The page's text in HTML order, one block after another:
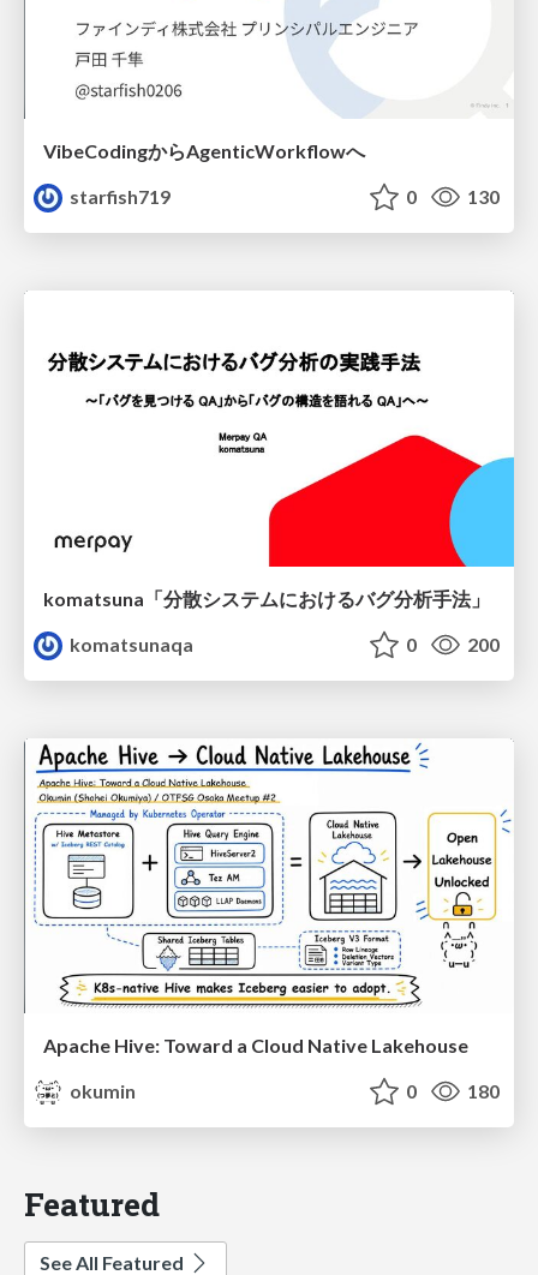
VibeCodingからAgenticWorkflowへ
starfish719
0 130
komatsuna「分散システムにおけるバグ分析手法」
komatsunaqa
0 200
Apache Hive: Toward a Cloud Native Lakehouse
okumin
0 180
Featured
See All Featured